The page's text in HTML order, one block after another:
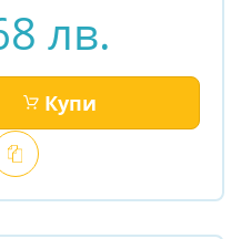
лв.
Купи
Сравни